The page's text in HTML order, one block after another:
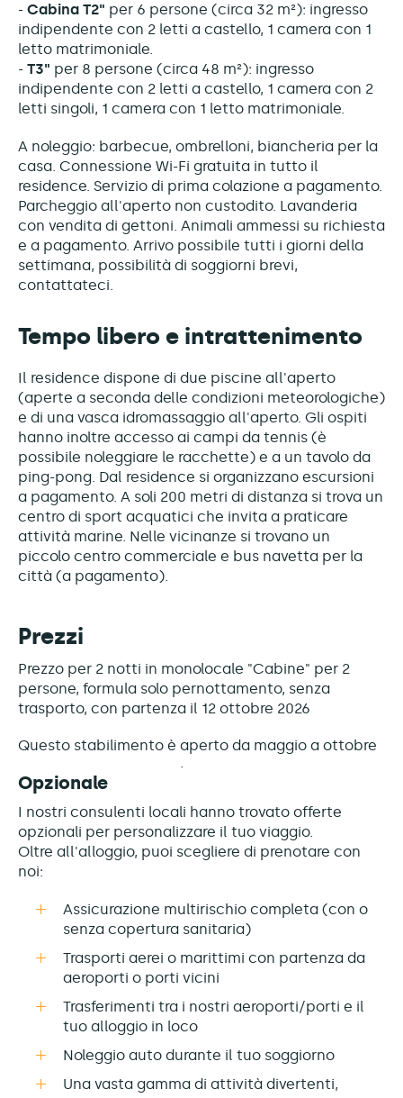
- Cabina T2" per 6 persone (circa 32 m²): ingresso
indipendente con 2 letti a castello, 1 camera con 1
letto matrimoniale.
- T3" per 8 persone (circa 48 m²): ingresso
indipendente con 2 letti a castello, 1 camera con 2
letti singoli, 1 camera con 1 letto matrimoniale.
A noleggio: barbecue, ombrelloni, biancheria per la
casa. Connessione Wi-Fi gratuita in tutto il
residence. Servizio di prima colazione a pagamento.
Parcheggio all'aperto non custodito. Lavanderia
con vendita di gettoni. Animali ammessi su richiesta
e a pagamento. Arrivo possibile tutti i giorni della
settimana, possibilità di soggiorni brevi,
contattateci.
Tempo libero e intrattenimento
Il residence dispone di due piscine all'aperto
(aperte a seconda delle condizioni meteorologiche)
e di una vasca idromassaggio all'aperto. Gli ospiti
hanno inoltre accesso ai campi da tennis (è
possibile noleggiare le racchette) e a un tavolo da
ping-pong. Dal residence si organizzano escursioni
a pagamento. A soli 200 metri di distanza si trova un
centro di sport acquatici che invita a praticare
attività marine. Nelle vicinanze si trovano un
piccolo centro commerciale e bus navetta per la
città (a pagamento).
Prezzi
Prezzo per 2 notti in monolocale "Cabine" per 2
persone, formula solo pernottamento, senza
trasporto, con partenza il 12 ottobre 2026
Questo stabilimento è aperto da maggio a ottobre
Opzionale
I nostri consulenti locali hanno trovato offerte
opzionali per personalizzare il tuo viaggio.
Oltre all'alloggio, puoi scegliere di prenotare con
noi:
Assicurazione multirischio completa (con o
senza copertura sanitaria)
Trasporti aerei o marittimi con partenza da
aeroporti o porti vicini
Trasferimenti tra i nostri aeroporti/porti e il
tuo alloggio in loco
Noleggio auto durante il tuo soggiorno
Una vasta gamma di attività divertenti,